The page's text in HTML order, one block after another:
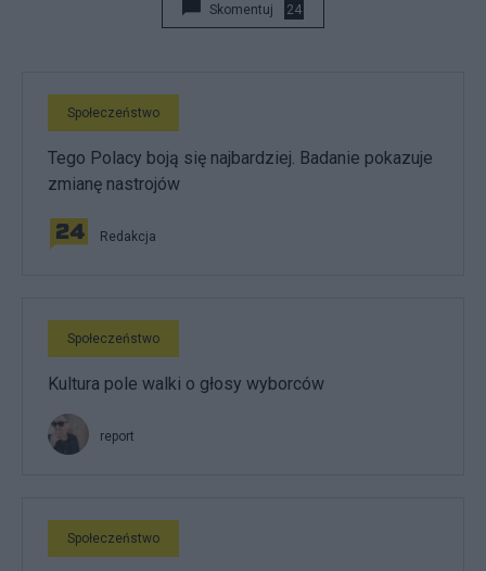
Skomentuj 24
Społeczeństwo
Tego Polacy boją się najbardziej. Badanie pokazuje
zmianę nastrojów
Redakcja
Społeczeństwo
Kultura pole walki o głosy wyborców
report
Społeczeństwo